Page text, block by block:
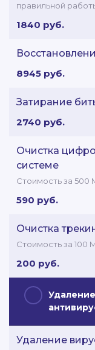
правильной
1840 руб.
8945 руб.
Затирание
2740 руб.
Очистка
системе
Стоимость за 500
590 руб.
Очистка
Стоимость за 100
200 руб.
Удаление